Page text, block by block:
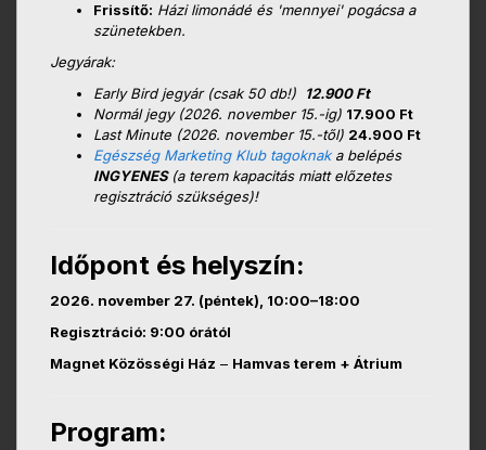
Frissítő: Házi limonádé és 'mennyei' pogácsa a
szünetekben.
Jegyárak:
Early Bird jegyár (csak 50 db!)
12.900 Ft
Normál jegy (2026. november 15.-ig) 17.900 Ft
Last Minute (2026. november 15.-től) 24.900 Ft
Egészség Marketing Klub tagoknaka belépés
INGYENES (a terem kapacitás miatt előzetes
regisztráció szükséges)!
Időpont és helyszín:
2026. november 27. (péntek), 10:00–18:00
Regisztráció: 9:00 órától
Magnet Közösségi Ház – Hamvas terem + Átrium
Program: